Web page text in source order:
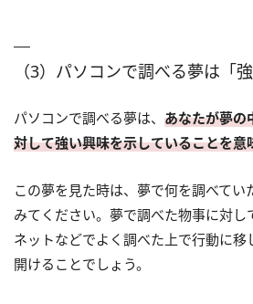
（3）パソコンで調べる夢は「強
パソコンで調べる夢は、 あなたが夢の
対して強い興味を示していることを意
この夢を見た時は、夢で何を調べてい
みてください。夢で調べた物事に対し
ネットなどでよく調べた上で行動に
開けることでしょう。